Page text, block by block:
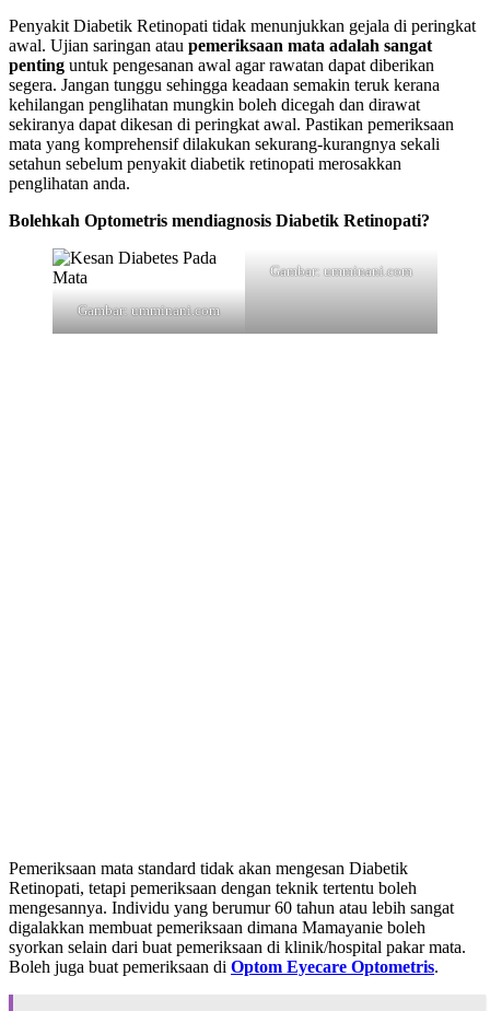
Penyakit Diabetik Retinopati tidak menunjukkan gejala di peringkat
awal. Ujian saringan atau pemeriksaan mata adalah sangat
penting untuk pengesanan awal agar rawatan dapat diberikan
segera. Jangan tunggu sehingga keadaan semakin teruk kerana
kehilangan penglihatan mungkin boleh dicegah dan dirawat
sekiranya dapat dikesan di peringkat awal. Pastikan pemeriksaan
mata yang komprehensif dilakukan sekurang-kurangnya sekali
setahun sebelum penyakit diabetik retinopati merosakkan
penglihatan anda.
Bolehkah Optometris mendiagnosis Diabetik Retinopati?
Gambar: umminani.com
Gambar: umminani.com
Pemeriksaan mata standard tidak akan mengesan Diabetik
Retinopati, tetapi pemeriksaan dengan teknik tertentu boleh
mengesannya. Individu yang berumur 60 tahun atau lebih sangat
digalakkan membuat pemeriksaan dimana Mamayanie boleh
syorkan selain dari buat pemeriksaan di klinik/hospital pakar mata.
Boleh juga buat pemeriksaan di Optom Eyecare Optometris.